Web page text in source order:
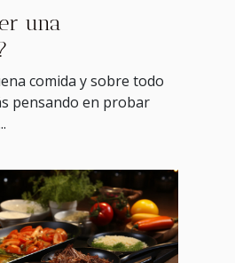
una
comida y sobre todo
pensando en probar